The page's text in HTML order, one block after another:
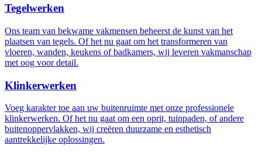
Tegelwerken
Ons team van bekwame vakmensen beheerst de kunst van het
plaatsen van tegels. Of het nu gaat om het transformeren van
vloeren, wanden, keukens of badkamers, wij leveren vakmanschap
met oog voor detail.
Klinkerwerken
Voeg karakter toe aan uw buitenruimte met onze professionele
klinkerwerken. Of het nu gaat om een oprit, tuinpaden, of andere
buitenoppervlakken, wij creëren duurzame en esthetisch
aantrekkelijke oplossingen.